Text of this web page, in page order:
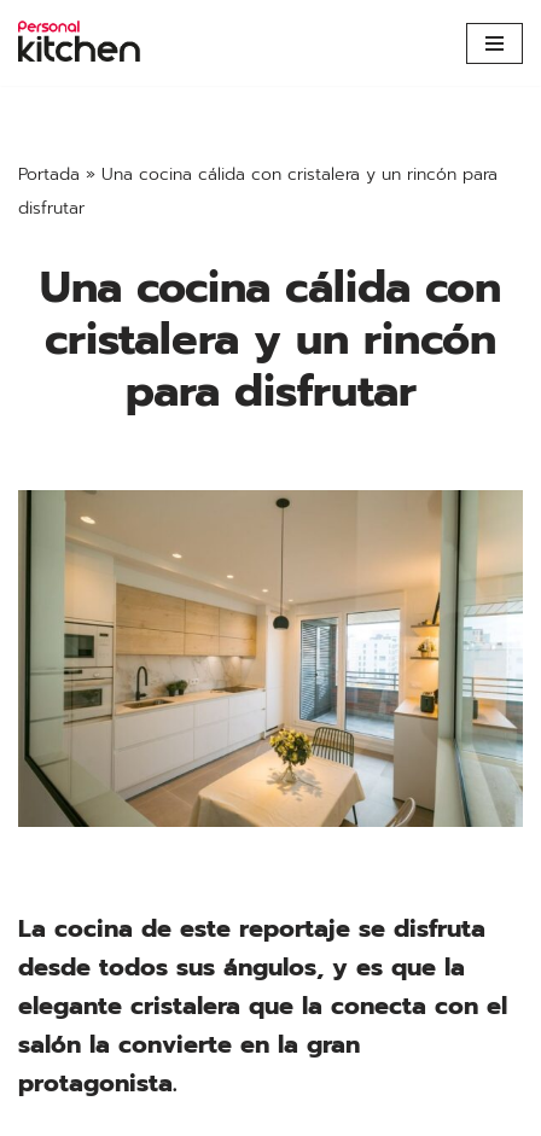
Saltar
Portada » Una cocina cálida con cristalera y un rincón para
disfrutar
Una cocina cálida con
cristalera y un rincón
para disfrutar
La cocina de este reportaje se disfruta
desde todos sus ángulos, y es que la
elegante cristalera que la conecta con el
salón la convierte en la gran
protagonista.